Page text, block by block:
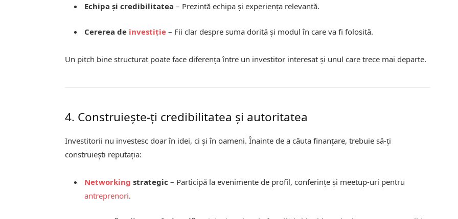
Echipa și credibilitatea – Prezintă echipa și experiența relevantă.
Cererea de investiție – Fii clar despre suma dorită și modul în care va fi folosită.
Un pitch bine structurat poate face diferența între un investitor interesat și unul care trece mai departe.
4. Construiește-ți credibilitatea și autoritatea
Investitorii nu investesc doar în idei, ci și în oameni. Înainte de a căuta finanțare, trebuie să-ți
construiești reputația:
Networking strategic – Participă la evenimente de profil, conferințe și meetup-uri pentru
antreprenori.